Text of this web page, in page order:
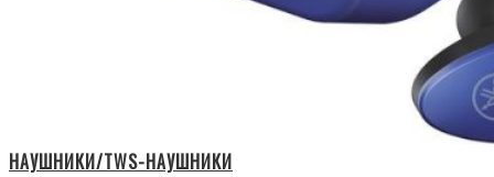
НАУШНИКИ/TWS-НАУШНИКИ